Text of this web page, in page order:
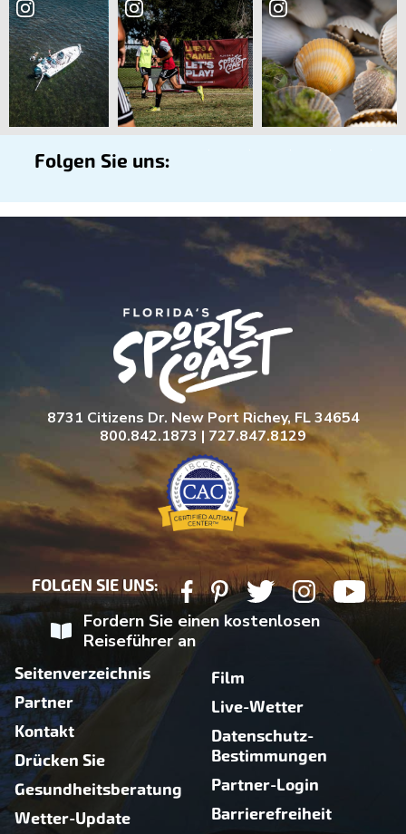
Folgen Sie uns:
8731 Citizens Dr. New Port Richey, FL 34654
800.842.1873 | 727.847.8129
FOLGEN SIE UNS:
Fordern Sie einen kostenlosen
Reiseführer an
Seitenverzeichnis
Partner
Kontakt
Drücken Sie
Gesundheitsberatung
Wetter-Update
Film
Live-Wetter
Datenschutz-
Bestimmungen
Partner-Login
Barrierefreiheit